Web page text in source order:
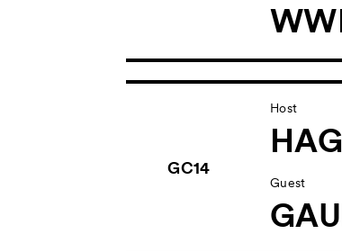
GC14
Host
Guest